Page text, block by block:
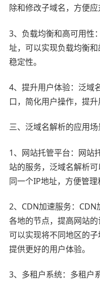
除和修改子域名，方便应
3、负载均衡和高可用性
址，可以实现负载均衡
稳定性。
4、提升用户体验：泛域
口，简化用户操作，提升
三、泛域名解析的应用场
1、网站托管平台：网站
站的服务，泛域名解析
同一个IP地址，方便管理
2、CDN加速服务：
各地的节点，提高网站
可以实现将不同地区的子
提供更好的用户体验。
3、多租户系统：多租户